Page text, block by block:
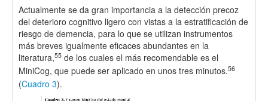
Actualmente se da gran importancia a la detección precoz
del deterioro cognitivo ligero con vistas a la estratificación de
riesgo de demencia, para lo que se utilizan instrumentos
más breves igualmente eficaces abundantes en la
literatura,55 de los cuales el más recomendable es el
MiniCog, que puede ser aplicado en unos tres minutos.56
(Cuadro 3).